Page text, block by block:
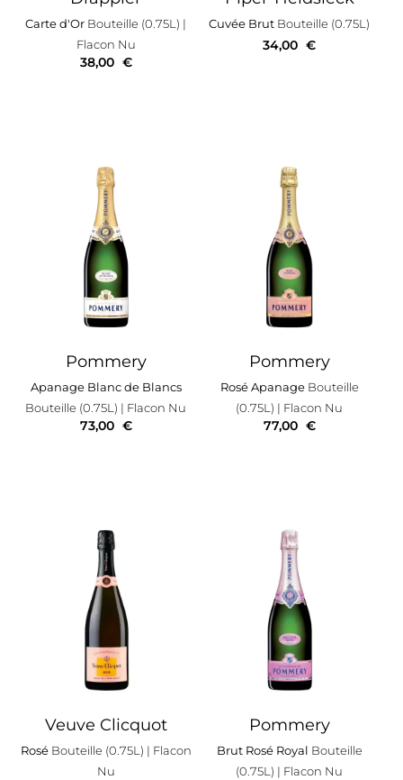
Carte d'Or Bouteille (0.75L) |
Flacon Nu
38,00 €
Cuvée Brut Bouteille (0.75L)
34,00 €
Pommery
Apanage Blanc de Blancs
Bouteille (0.75L) | Flacon Nu
73,00 €
Pommery
Rosé ApanageBouteille
(0.75L) | Flacon Nu
77,00 €
Veuve Clicquot
Rosé Bouteille (0.75L) | Flacon
Nu
Pommery
Brut Rosé Royal Bouteille
(0.75L) | Flacon Nu